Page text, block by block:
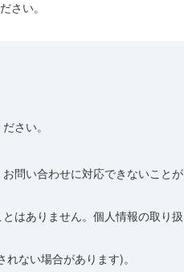
さい。
さい。
問い合わせに対応できないことが
はありません。個人情報の取り扱
ない場合があります)。